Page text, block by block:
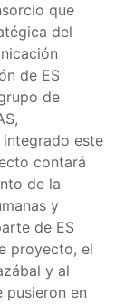
que
del
de ES
de
integrado este
contará
de la
y
de ES
proyecto, el
y al
pusieron en